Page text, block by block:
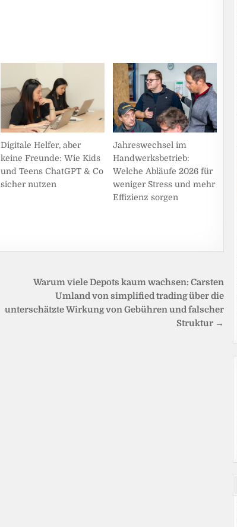
Digitale Helfer, aber
keine Freunde: Wie Kids
und Teens ChatGPT & Co
sicher nutzen
Jahreswechsel im
Handwerksbetrieb:
Welche Abläufe 2026 für
weniger Stress und mehr
Effizienz sorgen
Warum viele Depots kaum wachsen: Carsten
Umland von simplified trading über die
unterschätzte Wirkung von Gebühren und falscher
Struktur →